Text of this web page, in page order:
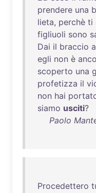
prendere una
lieta, perchè ti
figliuoli sono
Dai il braccio
egli non è
scoperto una
profetizza il
non hai
siamo usciti?
Paolo
Procedettero